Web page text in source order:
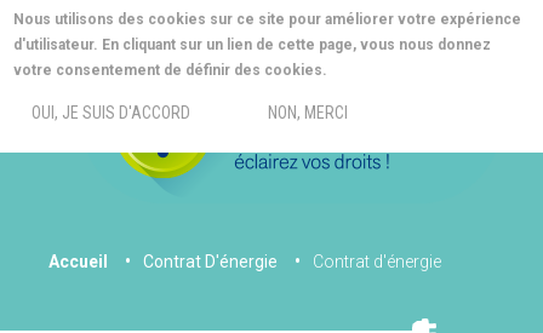
Nous utilisons des cookies sur ce site pour améliorer votre expérience
d'utilisateur. En cliquant sur un lien de cette page, vous nous donnez
votre consentement de définir des cookies.
OUI, JE SUIS D'ACCORD NON, MERCI
Aller
au
contenu
MENU
You
Accueil Contrat D'énergie Contrat d'énergie